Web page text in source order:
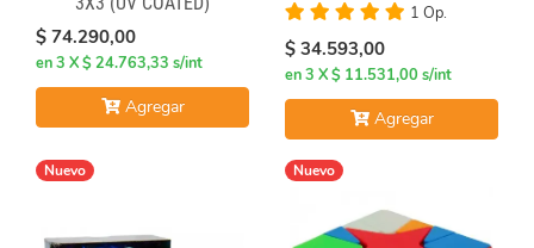
$ 74.290,00
en 3 X $ 24.763,33 s/int
Agregar
1 Op.
$ 34.593,00
en 3 X $ 11.531,00 s/int
Agregar
Nuevo Nuevo